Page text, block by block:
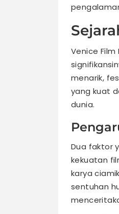
Venice
menarik,
yang kuat
dunia.
Dua faktor
kekuatan
karya
sentuhan